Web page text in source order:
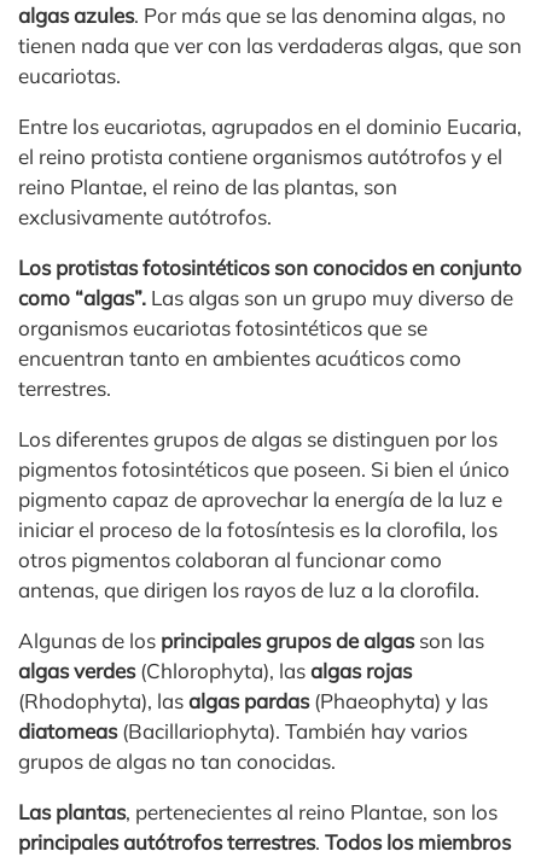
algas azules. Por más que se las denomina algas, no
tienen nada que ver con las verdaderas algas, que son
eucariotas.
Entre los eucariotas, agrupados en el dominio Eucaria,
el reino protista contiene organismos autótrofos y el
reino Plantae, el reino de las plantas, son
exclusivamente autótrofos.
Los protistas fotosintéticos son conocidos en conjunto
como “algas”. Las algas son un grupo muy diverso de
organismos eucariotas fotosintéticos que se
encuentran tanto en ambientes acuáticos como
terrestres.
Los diferentes grupos de algas se distinguen por los
pigmentos fotosintéticos que poseen. Si bien el único
pigmento capaz de aprovechar la energía de la luz e
iniciar el proceso de la fotosíntesis es la clorofila, los
otros pigmentos colaboran al funcionar como
antenas, que dirigen los rayos de luz a la clorofila.
Algunas de los principales grupos de algasson las
algas verdes(Chlorophyta), lasalgas rojas
(Rhodophyta), lasalgas pardas(Phaeophyta) y las
diatomeas(Bacillariophyta). También hay varios
grupos de algas no tan conocidas.
Las plantas, pertenecientes al reino Plantae, son los
principales autótrofos terrestres. Todos los miembros